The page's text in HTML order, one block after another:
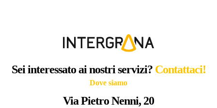
Sei interessato ai nostri servizi? Contattaci!
Dove siamo
Via Pietro Nenni, 20